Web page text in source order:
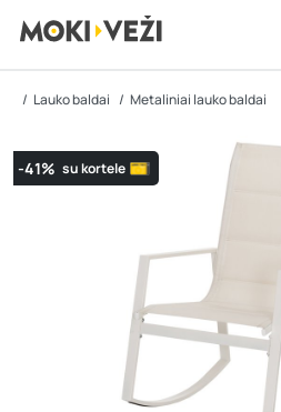
Lauko baldai Metaliniai lauko baldai
-41% su kortele